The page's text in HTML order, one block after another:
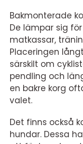
Bakmonterade
De lämpar sig
matkassar,
Placeringen
särskilt om
pendling och
en bakre korg
valet.
Det finns också
hundar. Dessa